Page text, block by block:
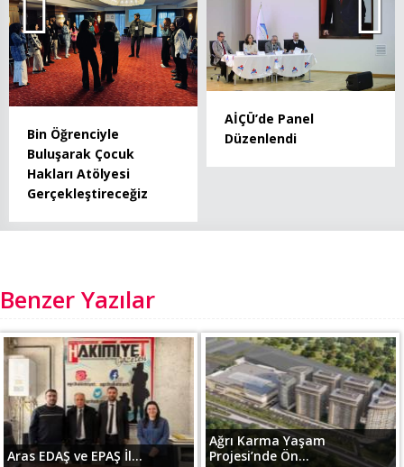
Bin Öğrenciyle
Buluşarak Çocuk
Hakları Atölyesi
Gerçekleştireceğiz
AİÇÜ’de Panel
Düzenlendi
Benzer Yazılar
Aras EDAŞ ve EPAŞ İl...
Ağrı Karma Yaşam
Projesi’nde Ön...